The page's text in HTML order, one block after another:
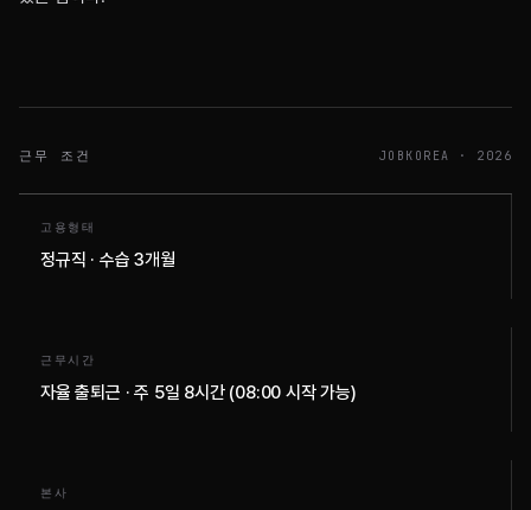
근무 조건 JOBKOREA · 2026
고용형태
정규직 · 수습 3개월
근무시간
자율 출퇴근 · 주 5일 8시간 (08:00 시작 가능)
본사